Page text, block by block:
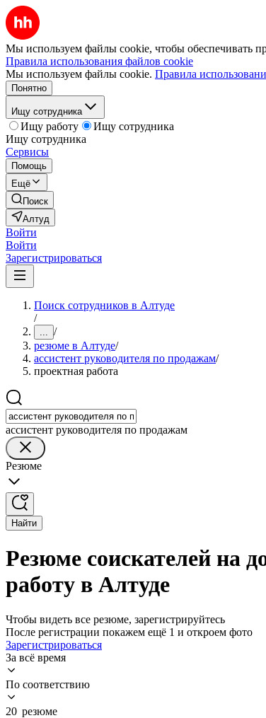
Мы используем файлы cookie, чтобы обеспечивать
Правила использования файлов cookie
Мы используем файлы cookie. Правила
Понятно
Ищу сотрудника
Ищу работу
Ищу сотрудника
Ищу сотрудника
Сервисы
Помощь
Ещё
Поиск
Алтуд
Войти
Войти
Зарегистрироваться
Поиск сотрудников в Алтуде
/
... /
резюме в Алтуде/
ассистент руководителя по продажам/
проектная работа
ассистент руководителя по продажам
Резюме
Найти
Резюме соискателей на
работу в Алтуде
Чтобы видеть все резюме, зарегистрируйтесь
После регистрации покажем ещё 1 и откроем фото
Зарегистрироваться
За всё время
По соответствию
20 резюме